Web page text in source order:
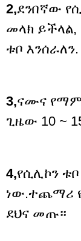
2,ደንበኛው
መላክ
ቱቦ እንሰራለን.
3,ናሙና
ጊዜው 10 ~
4,የሲሊኮን
ነው.ተጨማሪ
ደህና መጡ።